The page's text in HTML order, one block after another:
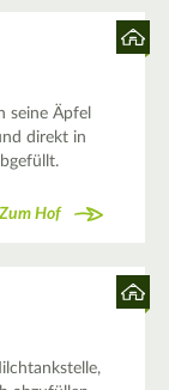
seine Äpfel
direkt in
Zum Hof